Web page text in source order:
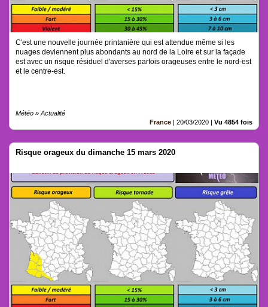
C'est une nouvelle journée printanière qui est attendue même si les
nuages deviennent plus abondants au nord de la Loire et sur la façade
est avec un risque résiduel d'averses parfois orageuses entre le nord-est
et le centre-est.
Météo » Actualité
France | 20/03/2020 | Vu 4854 fois
Risque orageux du dimanche 15 mars 2020